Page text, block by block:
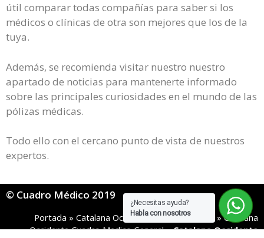
¿Necesitas ayuda?
Habla con nosotros
útil comparar todas compañías para saber si los
médicos o clínicas de otra son mejores que los de la
tuya.
Además, se recomienda visitar nuestro nuestro
apartado de noticias para mantenerte informado
sobre las principales curiosidades en el mundo de las
pólizas médicas.
Todo ello con el cercano punto de vista de nuestros
expertos.
© Cuadro Médico 2019
Portada » Catalana Occidente Cuadro Medico »Catalana
Occidente Cuadro Medico General»Catalana Occidente